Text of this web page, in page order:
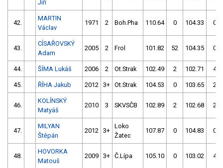
Jiří
42.
MARTIN
Václav
1971 2 Boh.Pha 110.64 0 104.33 0
43.
CÍSAŘOVSKÝ
Adam
2005 2 Frol 101.82 52 104.35 0
44. ŠÍMA Lukáš 2006 2 Ot.Strak 102.49 2 102.71 4
45. ŘÍHA Jakub 2012 3+ Ot.Strak 104.53 0 103.65 2
46.
KOLÍNSKÝ
Matyáš
2010 3 SKVSČB 102.89 2 102.68 2
47.
MILYAN
Štěpán
2012 3+
Loko
Žatec
107.87 0 104.83 0
48.
HOVORKA
Matouš
2009 3+ Č.Lípa 105.10 0 103.02 4